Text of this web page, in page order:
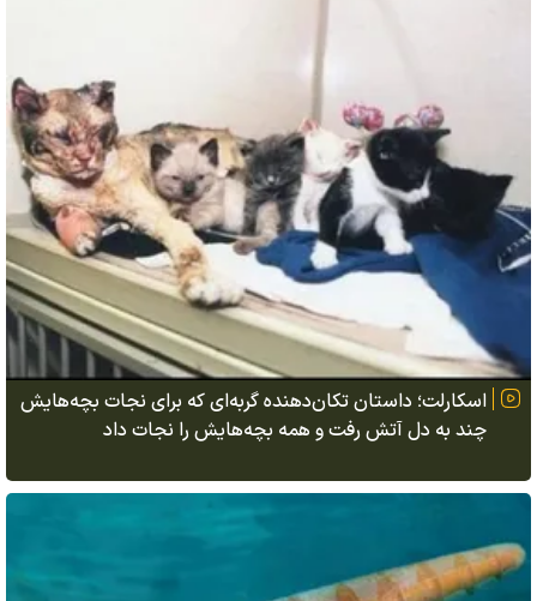
اسکارلت؛ داستان تکان‌دهنده گربه‌ای که برای نجات بچه‌هایش
چند به دل آتش رفت و همه بچه‌هایش را نجات داد